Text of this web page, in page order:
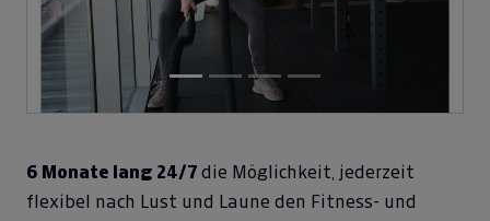
6 Monate lang 24/7 die Möglichkeit, jederzeit
flexibel nach Lust und Laune den Fitness- und